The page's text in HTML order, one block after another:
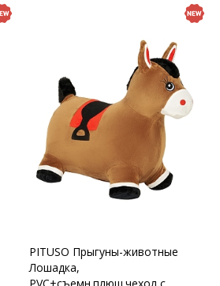
PITUSO Прыгуны-животные
Лошадка,